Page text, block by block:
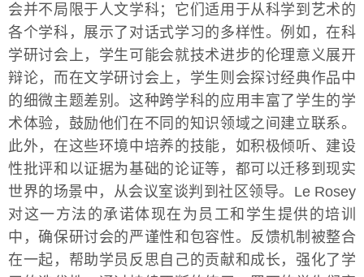
会并不局限于人文学科；它们适用于从科学到艺术的
各个学科，展示了对话式学习的多样性。例如，在科
学研讨会上，学生可能会就技术进步的伦理意义展开
辩论，而在文学研讨会上，学生则会探讨经典作品中
的细微主题差别。这种跨学科的应用丰富了学生的学
术体验，鼓励他们在不同的知识领域之间建立联系。
此外，在这些环境中培养的技能，如积极倾听、建设
性批评和以证据为基础的论证等，都可以迁移到现实
世界的场景中，从会议室谈判到社区领导。Le Rosey
对这一方法的承诺体现在为员工和学生提供的培训
中，确保研讨会的严谨性和包容性。反馈机制被整合
在一起，帮助学员反思自己的贡献和成长，强化了学